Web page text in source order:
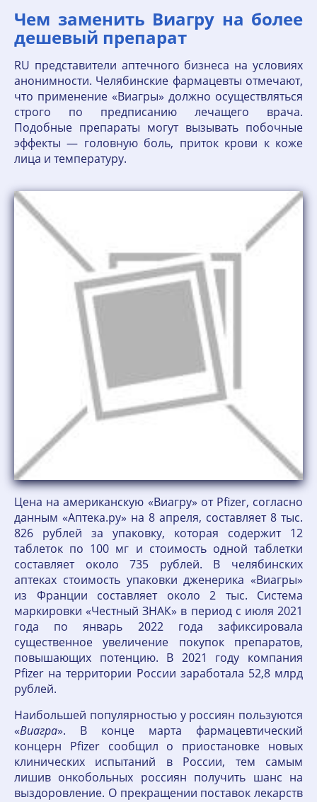
Чем заменить Виагру на более
дешевый препарат
RU представители аптечного бизнеса на условиях
анонимности. Челябинские фармацевты отмечают,
что применение «Виагры» должно осуществляться
строго по предписанию лечащего врача.
Подобные препараты могут вызывать побочные
эффекты — головную боль, приток крови к коже
лица и температуру.
Цена на американскую «Виагру» от Pfizer, согласно
данным «Аптека.ру» на 8 апреля, составляет 8 тыс.
826 рублей за упаковку, которая содержит 12
таблеток по 100 мг и стоимость одной таблетки
составляет около 735 рублей. В челябинских
аптеках стоимость упаковки дженерика «Виагры»
из Франции составляет около 2 тыс. Система
маркировки «Честный ЗНАК» в период с июля 2021
года по январь 2022 года зафиксировала
существенное увеличение покупок препаратов,
повышающих потенцию. В 2021 году компания
Pfizer на территории России заработала 52,8 млрд
рублей.
Наибольшей популярностью у россиян пользуются
«Виагра». В конце марта фармацевтический
концерн Pfizer сообщил о приостановке новых
клинических испытаний в России, тем самым
лишив онкобольных россиян получить шанс на
выздоровление. О прекращении поставок лекарств